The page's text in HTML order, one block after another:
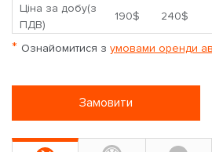
Ціна за добу(з
ПДВ)
190$ 240$
* Ознайомитися з умовами оренди
Замовити